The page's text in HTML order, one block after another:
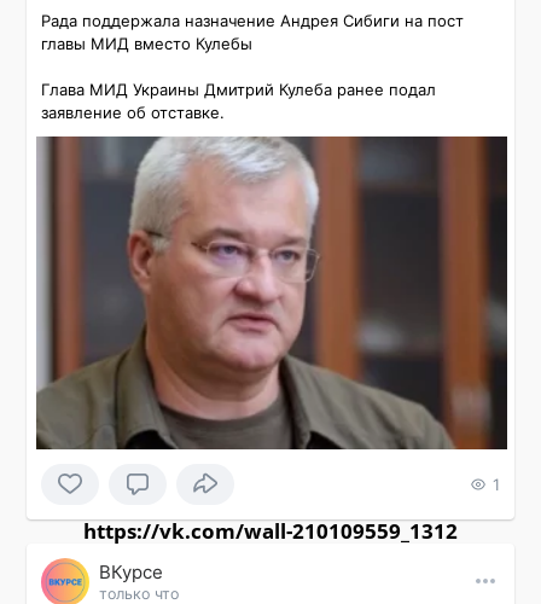
Рада поддержала назначение Андрея Сибиги на пост
главы МИД вместо Кулебы
Глава МИД Украины Дмитрий Кулеба ранее подал
заявление об отставке.
1
https://vk.com/wall-210109559_1312
ВКурсе
только что